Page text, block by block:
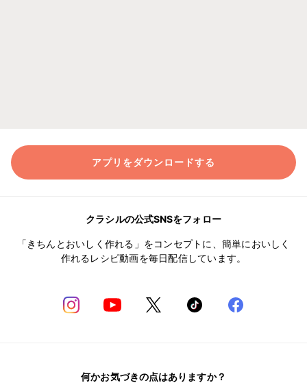
アプリをダウンロードする
クラシルの公式SNSをフォロー
「きちんとおいしく作れる」をコンセプトに、簡単においしく
作れるレシピ動画を毎日配信しています。
何かお気づきの点はありますか？